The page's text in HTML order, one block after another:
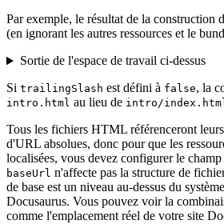
Par exemple, le résultat de la construction
(en ignorant les autres ressources et le
Sortie de l'espace de travail ci-dessus
Si trailingSlash est défini à false, la
intro.html au lieu de intro/
Tous les fichiers HTML référenceront
d'URL absolues, donc pour que les
localisées, vous devez configurer le champ
baseUrl n'affecte pas la structure de
de base est un niveau au-dessus du
Docusaurus. Vous pouvez voir la
comme l'emplacement réel de votre site